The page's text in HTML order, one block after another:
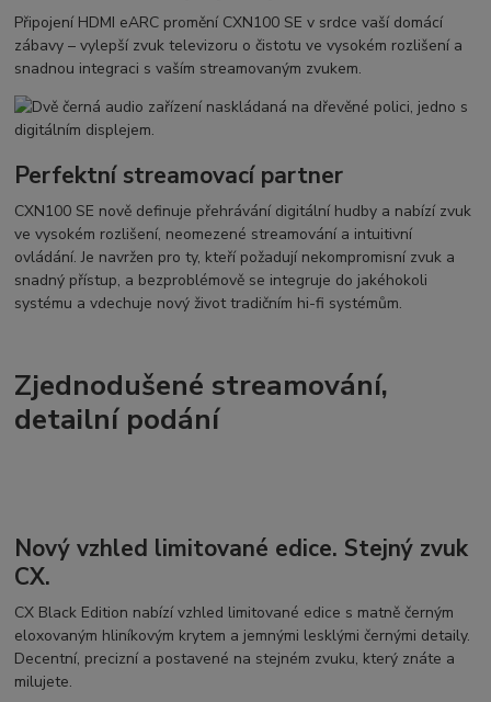
Připojení HDMI eARC promění CXN100 SE v srdce vaší domácí
zábavy – vylepší zvuk televizoru o čistotu ve vysokém rozlišení a
snadnou integraci s vaším streamovaným zvukem.
Perfektní streamovací partner
CXN100 SE nově definuje přehrávání digitální hudby a nabízí zvuk
ve vysokém rozlišení, neomezené streamování a intuitivní
ovládání. Je navržen pro ty, kteří požadují nekompromisní zvuk a
snadný přístup, a bezproblémově se integruje do jakéhokoli
systému a vdechuje nový život tradičním hi-fi systémům.
Zjednodušené streamování,
detailní podání
Nový vzhled limitované edice. Stejný zvuk
CX.
CX Black Edition nabízí vzhled limitované edice s matně černým
eloxovaným hliníkovým krytem a jemnými lesklými černými detaily.
Decentní, precizní a postavené na stejném zvuku, který znáte a
milujete.